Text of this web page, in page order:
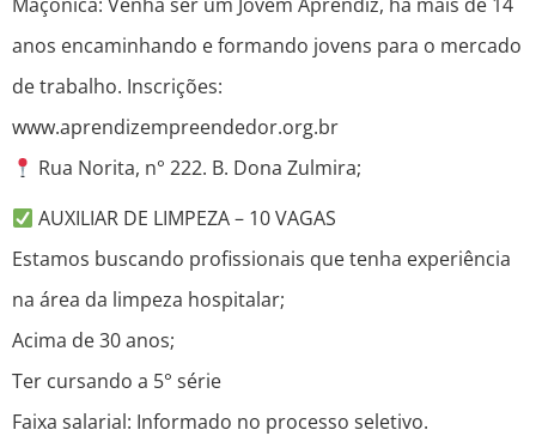
anos encaminhando e formando jovens para o mercado
de trabalho. Inscrições:
www.aprendizempreendedor.org.br
Rua Norita, n° 222. B. Dona Zulmira;
AUXILIAR DE LIMPEZA – 10 VAGAS
Estamos buscando profissionais que tenha experiência
na área da limpeza hospitalar;
Acima de 30 anos;
Ter cursando a 5° série
Faixa salarial: Informado no processo seletivo.